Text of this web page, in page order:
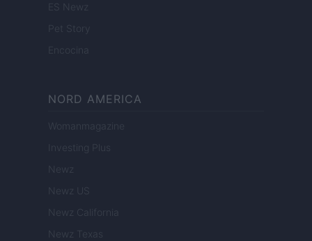
ES Newz
Pet Story
Encocina
NORD AMERICA
Womanmagazine
Investing Plus
Newz
Newz US
Newz California
Newz Texas